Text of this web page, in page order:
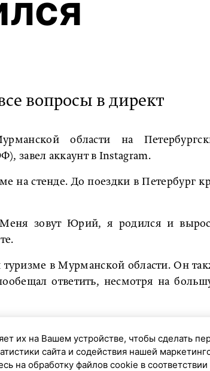
вопросы в директ
области на
аккаунт в Instagram.
на стенде. До поездки в Петербург
Меня зовут Юрий, я родился и
в Мурманской области. Он
ответить, несмотря на
их на Вашем устройстве, чтобы сделать
сайта и содействия нашей
на обработку файлов cookie в соответствии